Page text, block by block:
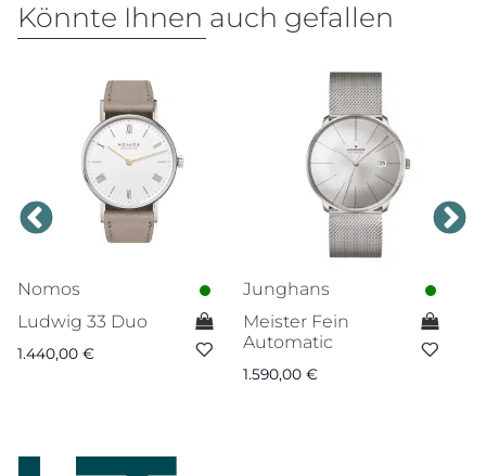
Könnte Ihnen auch gefallen
Nomos
Ludwig 33 Duo
1.440,00 €
Junghans
Meister Fein
Automatic
1.590,00 €